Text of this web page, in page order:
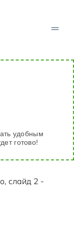
удобным
готово!
слайд 2 -